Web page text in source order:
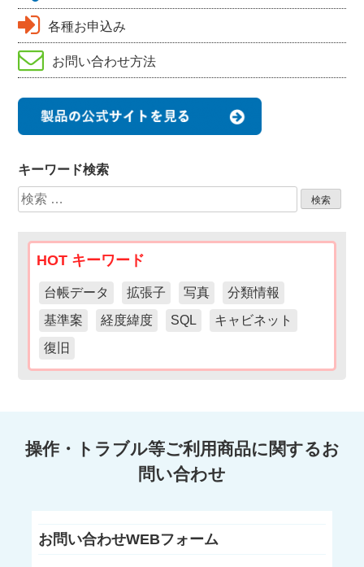
各種お申込み
お問い合わせ方法
キーワード検索
検
索:
HOT キーワード
台帳データ 拡張子 写真
分類情報
基準案
経度緯度 SQL
キャビネット
復旧
操作・トラブル等ご利用商品に関するお
問い合わせ
お問い合わせWEBフォーム